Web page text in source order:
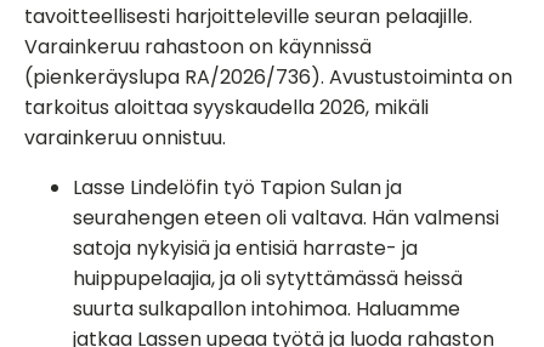
tavoitteellisesti harjoitteleville seuran pelaajille.
Varainkeruu rahastoon on käynnissä
(pienkeräyslupa RA/2026/736). Avustustoiminta on
tarkoitus aloittaa syyskaudella 2026, mikäli
varainkeruu onnistuu.
Lasse Lindelöfin työ Tapion Sulan ja
seurahengen eteen oli valtava. Hän valmensi
satoja nykyisiä ja entisiä harraste- ja
huippupelaajia, ja oli sytyttämässä heissä
suurta sulkapallon intohimoa. Haluamme
jatkaa Lassen upeaa työtä ja luoda rahaston